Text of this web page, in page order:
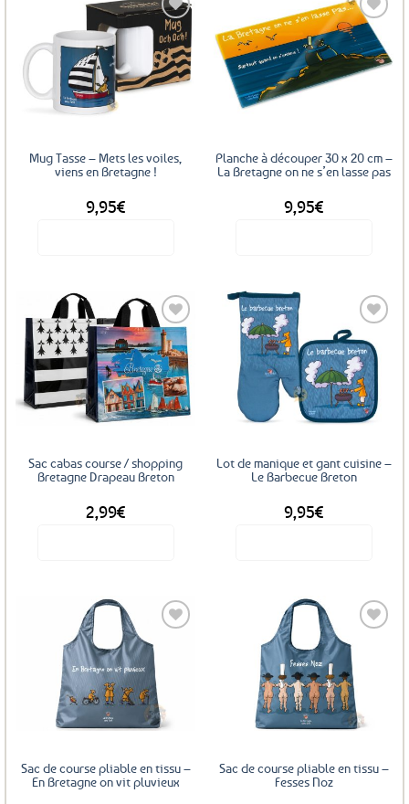
variations.
Les
peuvent
sur
Ajouter
aux
favoris
Mug Tasse – Mets les voiles,
viens en Bretagne !
9,95€
Ajouter
aux
Planche à découper 30 x 20 cm –
La Bretagne on ne s’en lasse pas
9,95€
Ajouter
aux
favoris
Sac cabas course / shopping
Bretagne Drapeau Breton
2,99€
Ajouter
aux
favoris
Lot de manique et gant cuisine –
Le Barbecue Breton
9,95€
Ajouter
favoris
Sac de course pliable en tissu –
En Bretagne on vit pluvieux
Ajouter
favoris
Sac de course pliable en tissu –
Fesses Noz